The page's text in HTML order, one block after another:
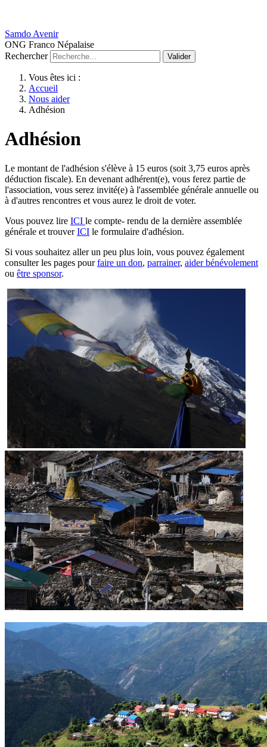
Samdo Avenir
ONG Franco Népalaise
Rechercher
Valider
Vous êtes ici :
Accueil
Nous aider
Adhésion
Adhésion
Le montant de l'adhésion s'élève à 15 euros (soit 3,75 euros après
déduction fiscale). En devenant adhérent(e), vous ferez partie de
l'association, vous serez invité(e) à l'assemblée générale annuelle ou
à d'autres rencontres et vous aurez le droit de voter.
Vous pouvez lire ICI le compte- rendu de la dernière assemblée
générale et trouverICI le formulaire d'adhésion.
Si vous souhaitez aller un peu plus loin, vous pouvez également
consulter les pages pourfaire un don, parrainer, aider bénévolement
ou être sponsor.